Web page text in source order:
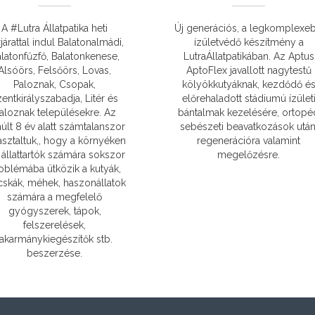
A #Lutra Állatpatika heti
indul Balatonalmádi,
Balatonkenese,
Felsőörs, Lovas,
Paloznak, Csopak,
Litér és
településekre. Az
8 év alatt számtalanszor
hogy a környéken
számára sokszor
ütközik a kutyák,
méhek, haszonállatok
számára a megfelelő
gyógyszerek, tápok,
felszerelések,
stb.
beszerzése.
Új generációs, a
ízületvédő készítmény a
LutraÁllatpatikában. Az Aptus
AptoFlex javallott nagytestű
kölyökkutyáknak, kezdődő és
előrehaladott stádiumú ízületi
bántalmak kezelésére,
sebészeti beavatkozások
regenerációra valamint
megelőzésre.